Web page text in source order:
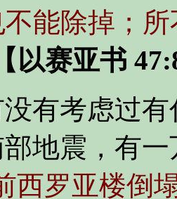
不能除掉；
【以赛亚书
有考虑过
地震，有
西罗亚楼倒